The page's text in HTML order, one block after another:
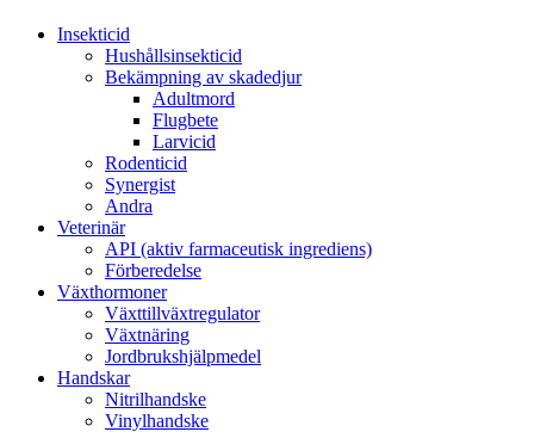
Insekticid
Hushållsinsekticid
Bekämpning av skadedjur
Adultmord
Flugbete
Larvicid
Rodenticid
Synergist
Andra
Veterinär
API (aktiv farmaceutisk ingrediens)
Förberedelse
Växthormoner
Växttillväxtregulator
Växtnäring
Jordbrukshjälpmedel
Handskar
Nitrilhandske
Vinylhandske